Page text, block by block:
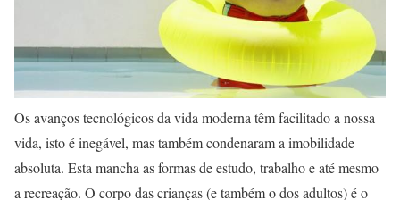
Os avanços tecnológicos da vida moderna têm facilitado a nossa
vida, isto é inegável, mas também condenaram a imobilidade
absoluta. Esta mancha as formas de estudo, trabalho e até mesmo
a recreação. O corpo das crianças (e também o dos adultos) é o